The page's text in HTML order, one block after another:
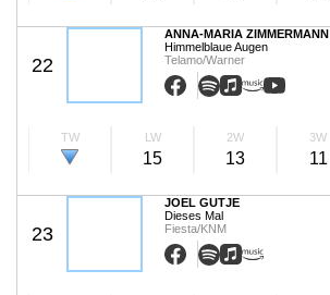
22
ANNA-MARIA ZIMMERMANN
Himmelblaue Augen
Telamo/Warner
TW LW
15
2W
13
3W
11
23
JOEL GUTJE
Dieses Mal
Fiesta/KNM